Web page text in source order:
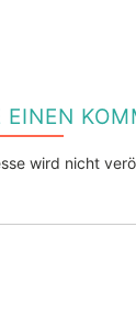
EINEN
wird nicht